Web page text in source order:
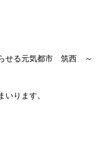
らせる元気都市 筑西
いります。